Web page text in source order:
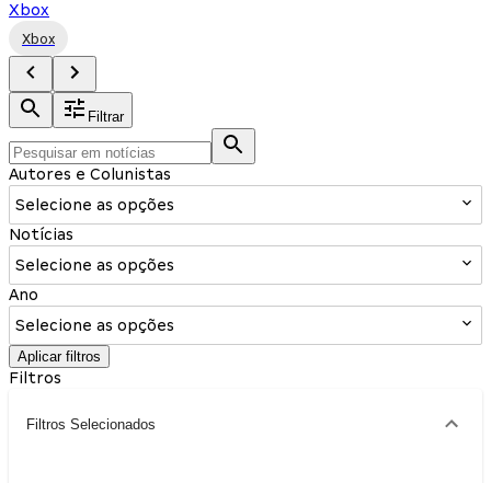
Xbox
Xbox
Filtrar
Autores e Colunistas
Selecione as opções
Notícias
Selecione as opções
Ano
Selecione as opções
Aplicar filtros
Filtros
Filtros Selecionados